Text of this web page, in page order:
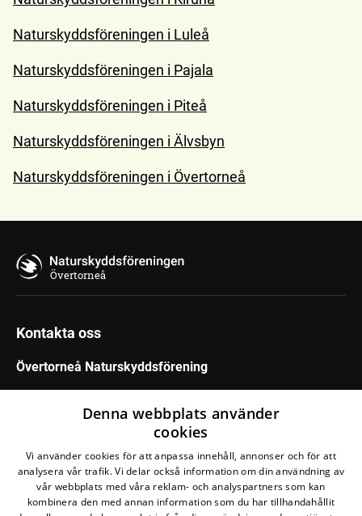
Naturskyddsföreningen i Luleå
Naturskyddsföreningen i Pajala
Naturskyddsföreningen i Piteå
Naturskyddsföreningen i Älvsbyn
Naturskyddsföreningen i Övertorneå
Övertorneå
Kontakta oss
Övertorneå Naturskyddsförening
Följ din krets
Denna webbplats använder
cookies
Vi använder cookies för att anpassa innehåll, annonser och för att
analysera vår trafik. Vi delar också information om din användning av
vår webbplats med våra reklam- och analyspartners som kan
kombinera den med annan information som du har tillhandahållit